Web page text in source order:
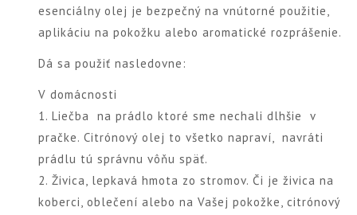
esenciálny olej je bezpečný na vnútorné použitie,
aplikáciu na pokožku alebo aromatické rozprášenie.
Dá sa použiť nasledovne:
V domácnosti
1. Liečba na prádlo ktoré sme nechali dlhšie v
pračke. Citrónový olej to všetko napraví, navráti
prádlu tú správnu vôňu späť.
2. Živica, lepkavá hmota zo stromov. Či je živica na
koberci, oblečení alebo na Vašej pokožke, citrónový